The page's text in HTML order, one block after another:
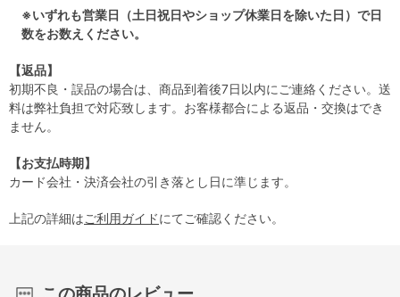
※いずれも営業日（土日祝日やショップ休業日を除いた日）で日
数をお数えください。
【返品】
初期不良・誤品の場合は、商品到着後7日以内にご連絡ください。送
料は弊社負担で対応致します。お客様都合による返品・交換はでき
ません。
【お支払時期】
カード会社・決済会社の引き落とし日に準じます。
上記の詳細はご利用ガイドにてご確認ください。